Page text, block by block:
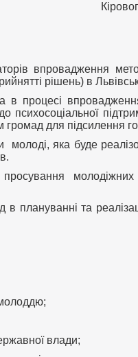
впровадження
рішень) в
в процесі
психосоціальної
громад для підсилення
молоді, яка буде
плануванні та
влади;